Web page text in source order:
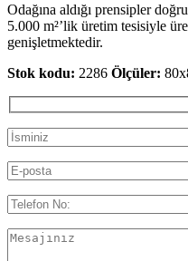
Odağına aldığı prensipler
5.000 m²’lik üretim tesisiyle
genişletmektedir.
Stok kodu: 2286 Ölçüler: